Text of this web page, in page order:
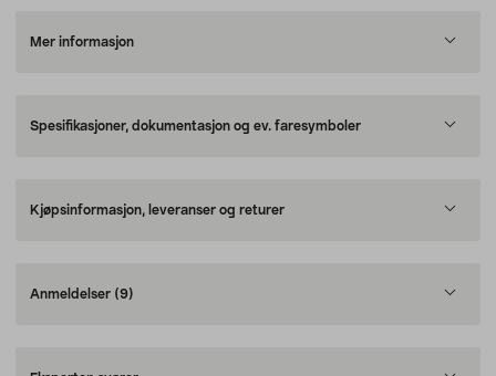
Mer informasjon
Spesifikasjoner, dokumentasjon og ev. faresymboler
Kjøpsinformasjon, leveranser og returer
Anmeldelser (9)